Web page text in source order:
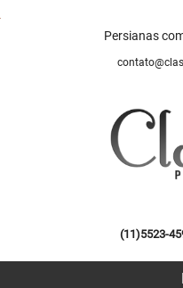
Persianas
(11)5523-